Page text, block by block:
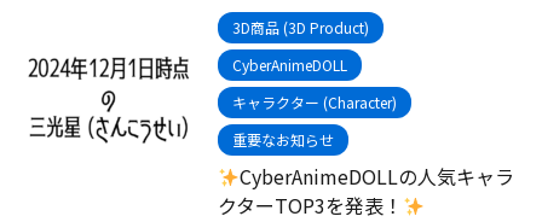
3D商品 (3D Product)
CyberAnimeDOLL
キャラクター (Character)
重要なお知らせ
CyberAnimeDOLLの人気キャラ
クターTOP3を発表！